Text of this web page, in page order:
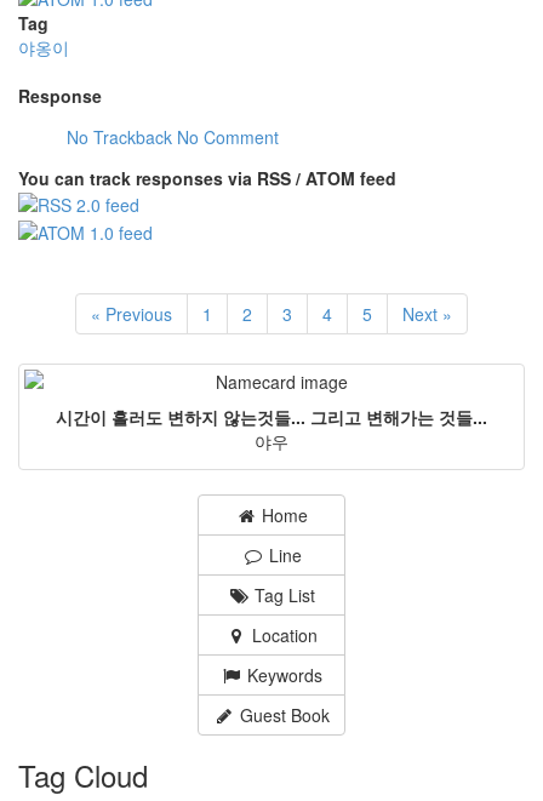
Tag
야옹이
Response
No Trackback No Comment
You can track responses via RSS / ATOM feed
« Previous 1 2 3 4 5 Next »
시간이 흘러도 변하지 않는것들... 그리고 변해가는 것들...
야우
Home
Line
Tag List
Location
Keywords
Guest Book
Tag Cloud